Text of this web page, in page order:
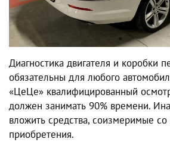
Диагностика двигателя и коробки
обязательны для любого
«ЦеЦе» квалифицированный
должен занимать 90% времени.
вложить средства, соизмеримые
приобретения.